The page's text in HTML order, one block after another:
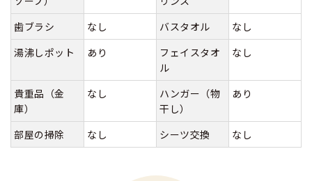
歯ブラシ なし バスタオル
なし
湯沸しポット
あり
フェイスタオ
ル
なし
貴重品（金
庫）
なし
ハンガー（物
干し）
あり
部屋の掃除 なし シーツ交換 なし